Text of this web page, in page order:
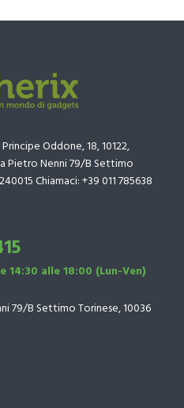
Oddone, 18, 10122,
Pietro Nenni 79/B Settimo
Chiamaci: +39 011 785638
14:30 alle 18:00 (Lun-Ven)
79/B Settimo Torinese, 10036